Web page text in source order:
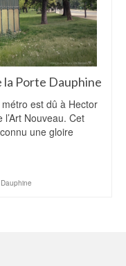
la Porte Dauphine
est dû à Hector
Nouveau. Cet
une gloire